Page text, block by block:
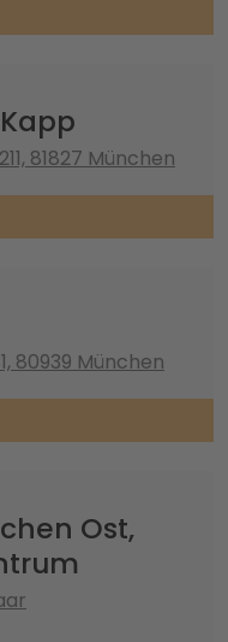
81827 München
80939 München
Ost,